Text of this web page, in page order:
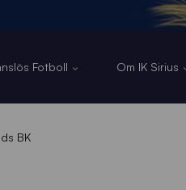
Fotboll Om IK Sirius
BK